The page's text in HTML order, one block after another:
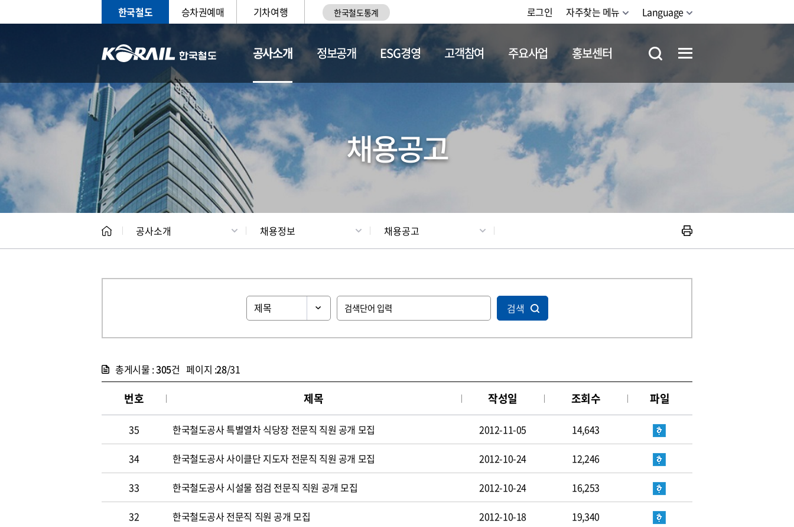
한국철도 승차권예매 기차여행 한국철도통계 로그인 자주찾는 메뉴 Language
공사소개
CEO 일반현황 채용정보
정보공개 ESG경영 고객참여 주요사업 홍보센터
채용공고
공사소개 채용정보 채용공고
검색
총게시물 :305건 페이지 :28/31
번호 제목 작성일 조회수 파일
35 한국철도공사 특별열차 식당장 전문직 직원 공개 모집 2012-11-05 14,643
34 한국철도공사 사이클단 지도자 전문직 직원 공개 모집 2012-10-24 12,246
33 한국철도공사 시설물 점검 전문직 직원 공개 모집 2012-10-24 16,253
32 한국철도공사 전문직 직원 공개 모집 2012-10-18 19,340